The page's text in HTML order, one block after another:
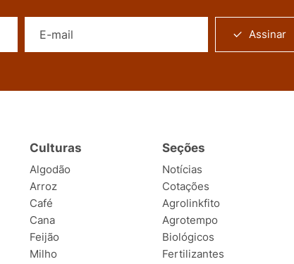
Assinar
Culturas
Algodão
Arroz
Café
Cana
Feijão
Milho
Seções
Notícias
Cotações
Agrolinkfito
Agrotempo
Biológicos
Fertilizantes